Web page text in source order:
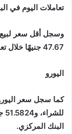
تعاملات اليوم في
وسجل أقل سعر
47.67 جنيهًا خلال تعاملات اليوم في البنوك.
اليورو
البنك المركزي.